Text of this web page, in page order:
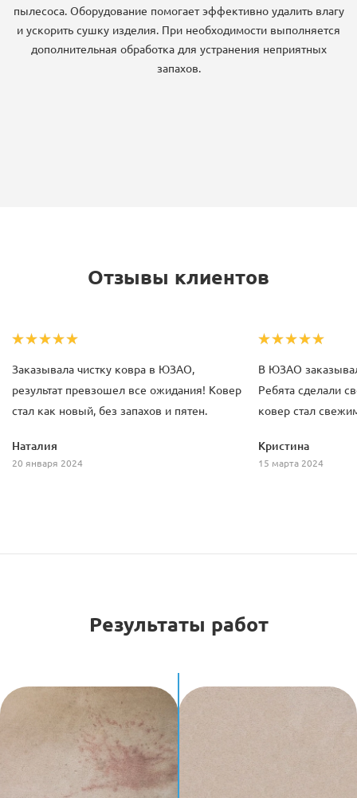
пылесоса. Оборудование помогает эффективно удалить влагу
и ускорить сушку изделия. При необходимости выполняется
дополнительная обработка для устранения неприятных
запахов.
Отзывы клиентов
Заказывала чистку ковра в ЮЗАО,
результат превзошел все ожидания! Ковер
стал как новый, без запахов и пятен.
Наталия
20 января 2024
В ЮЗАО
Ребята сделали
ковер стал
Кристина
15 марта 2024
Результаты работ